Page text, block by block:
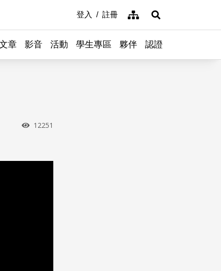
登入 註冊 網站導覽展開搜尋
章 影音 活動 學生專區 夥伴 認證
瀏覽次數
12251